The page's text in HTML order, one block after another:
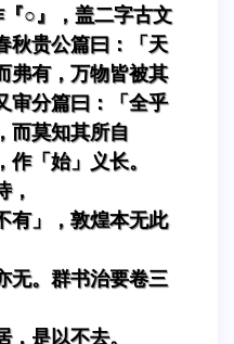
『○』，盖二字古文
秋贵公篇曰：「天
弗有，万物皆被其
审分篇曰：「全乎
而莫知其所自
「始」义长。
，
有」，敦煌本无此
无。群书治要卷三
是以不去。